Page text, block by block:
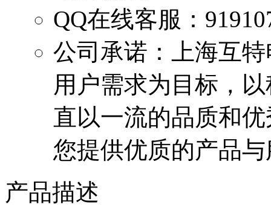
QQ在线客服：
公司承诺：
上海互
用户需求为目标，
直以一流的品质和
您提供优质的产品
产品描述